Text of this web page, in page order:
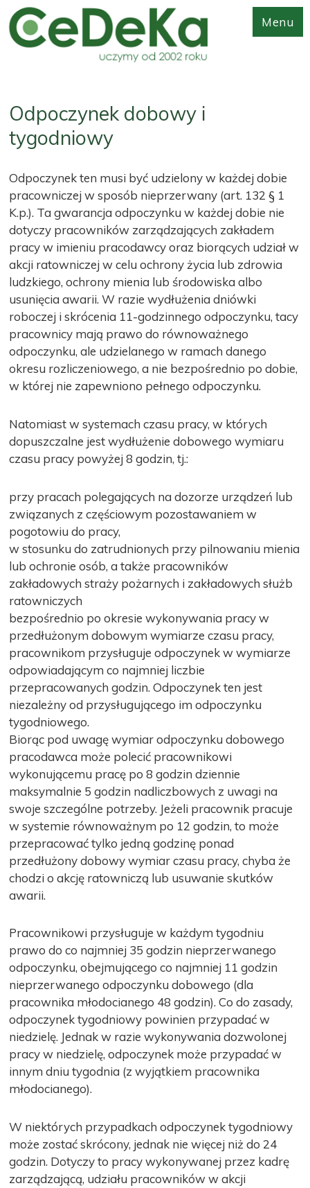
Menu
Odpoczynek dobowy i
tygodniowy
Odpoczynek ten musi być udzielony w każdej dobie
pracowniczej w sposób nieprzerwany (art. 132 § 1
K.p.). Ta gwarancja odpoczynku w każdej dobie nie
dotyczy pracowników zarządzających zakładem
pracy w imieniu pracodawcy oraz biorących udział w
akcji ratowniczej w celu ochrony życia lub zdrowia
ludzkiego, ochrony mienia lub środowiska albo
usunięcia awarii. W razie wydłużenia dniówki
roboczej i skrócenia 11-godzinnego odpoczynku, tacy
pracownicy mają prawo do równoważnego
odpoczynku, ale udzielanego w ramach danego
okresu rozliczeniowego, a nie bezpośrednio po dobie,
w której nie zapewniono pełnego odpoczynku.
Natomiast w systemach czasu pracy, w których
dopuszczalne jest wydłużenie dobowego wymiaru
czasu pracy powyżej 8 godzin, tj.:
przy pracach polegających na dozorze urządzeń lub
związanych z częściowym pozostawaniem w
pogotowiu do pracy,
w stosunku do zatrudnionych przy pilnowaniu mienia
lub ochronie osób, a także pracowników
zakładowych straży pożarnych i zakładowych służb
ratowniczych
bezpośrednio po okresie wykonywania pracy w
przedłużonym dobowym wymiarze czasu pracy,
pracownikom przysługuje odpoczynek w wymiarze
odpowiadającym co najmniej liczbie
przepracowanych godzin. Odpoczynek ten jest
niezależny od przysługującego im odpoczynku
tygodniowego.
Biorąc pod uwagę wymiar odpoczynku dobowego
pracodawca może polecić pracownikowi
wykonującemu pracę po 8 godzin dziennie
maksymalnie 5 godzin nadliczbowych z uwagi na
swoje szczególne potrzeby. Jeżeli pracownik pracuje
w systemie równoważnym po 12 godzin, to może
przepracować tylko jedną godzinę ponad
przedłużony dobowy wymiar czasu pracy, chyba że
chodzi o akcję ratowniczą lub usuwanie skutków
awarii.
Pracownikowi przysługuje w każdym tygodniu
prawo do co najmniej 35 godzin nieprzerwanego
odpoczynku, obejmującego co najmniej 11 godzin
nieprzerwanego odpoczynku dobowego (dla
pracownika młodocianego 48 godzin). Co do zasady,
odpoczynek tygodniowy powinien przypadać w
niedzielę. Jednak w razie wykonywania dozwolonej
pracy w niedzielę, odpoczynek może przypadać w
innym dniu tygodnia (z wyjątkiem pracownika
młodocianego).
W niektórych przypadkach odpoczynek tygodniowy
może zostać skrócony, jednak nie więcej niż do 24
godzin. Dotyczy to pracy wykonywanej przez kadrę
zarządzającą, udziału pracowników w akcji